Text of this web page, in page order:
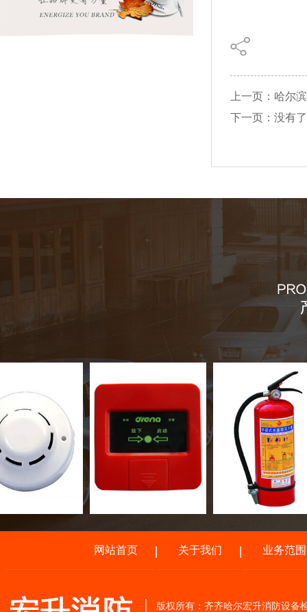
上一页：哈尔
下一页：没有
网站首页 关于我们 业务范围
版权所有：齐齐哈尔宏升消防设